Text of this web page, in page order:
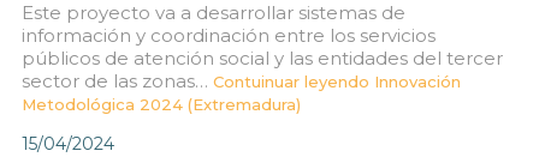
Este proyecto va a desarrollar sistemas de
información y coordinación entre los servicios
públicos de atención social y las entidades del tercer
sector de las zonas… Contuinuar leyendo Innovación
Metodológica 2024 (Extremadura)
15/04/2024